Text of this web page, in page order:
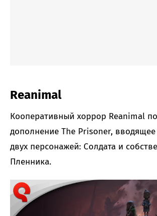
Reanimal
Кооперативный хоррор Reanimal
дополнение The Prisoner,
двух персонажей: Солдата и
Пленника.